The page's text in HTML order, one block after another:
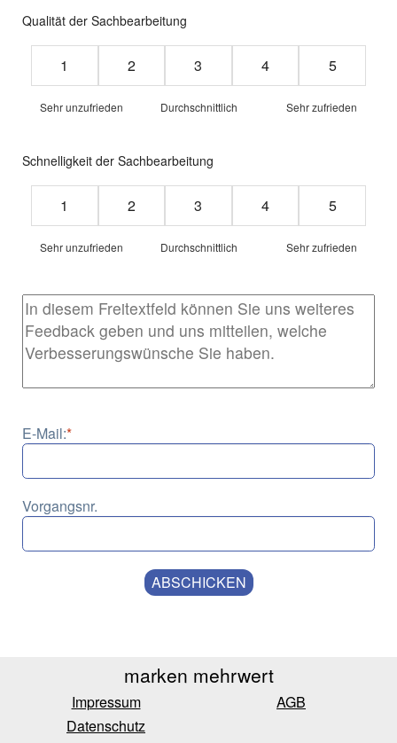
Qualität der Sachbearbeitung
Rating from 1 to 5 stars
1 2 3 4 5
Sehr unzufrieden Durchschnittlich Sehr zufrieden
Schnelligkeit der Sachbearbeitung
Rating from 1 to 5 stars
1 2 3 4 5
Sehr unzufrieden Durchschnittlich Sehr zufrieden
feedback.textareaLabel
E-Mail:*
Vorgangsnr.
ABSCHICKEN
marken mehrwert
Impressum
AGB
Datenschutz